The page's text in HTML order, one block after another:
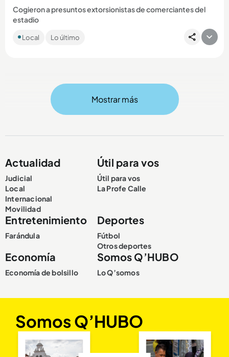
Cogieron a presuntos extorsionistas de comerciantes del
estadio
dedicados a perseguir a los comerciantes durante eventos
Local Lo último
Mostrar más
Actualidad
Judicial
Local
Internacional
Movilidad
Útil para vos
Útil para vos
La Profe Calle
Entretenimiento
Farándula
Deportes
Fútbol
Otros deportes
Economía
Economía de bolsillo
Somos Q’HUBO
Lo Q’somos
Somos Q’HUBO